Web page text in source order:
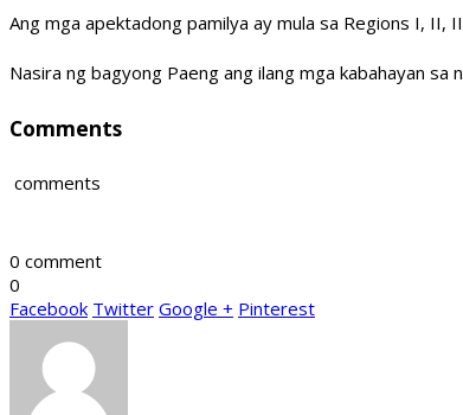
Ang mga apektadong pamilya ay mula sa Regions I, II,
Nasira ng bagyong Paeng ang ilang mga kabahayan
Comments
comments
0 comment
0
Facebook Twitter Google + Pinterest